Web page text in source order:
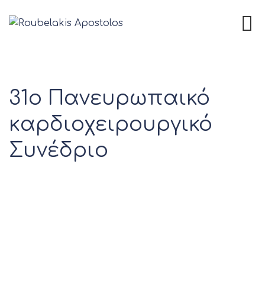
31o Πανευρωπαικό
καρδιοχειρουργικό
Συνέδριο